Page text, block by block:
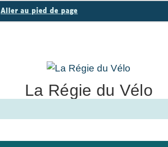
Aller au pied de page
La Régie du Vélo